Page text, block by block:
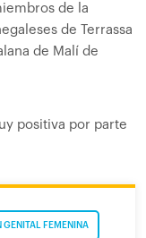
de la
de Terrassa
de Malí de
positiva por parte
GENITAL FEMENINA